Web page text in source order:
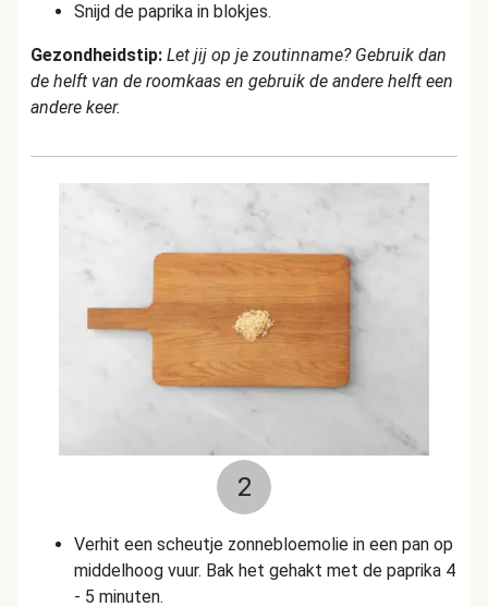
Snijd de paprika in blokjes.
Gezondheidstip: Let jij op je zoutinname? Gebruik dan
de helft van de roomkaas en gebruik de andere helft een
andere keer.
2
Verhit een scheutje zonnebloemolie in een pan op
middelhoog vuur. Bak het gehakt met de paprika 4
- 5 minuten.